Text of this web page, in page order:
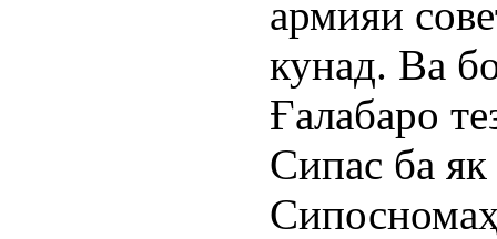
армияи
кунад. Ва
Ғалабаро
Сипас ба